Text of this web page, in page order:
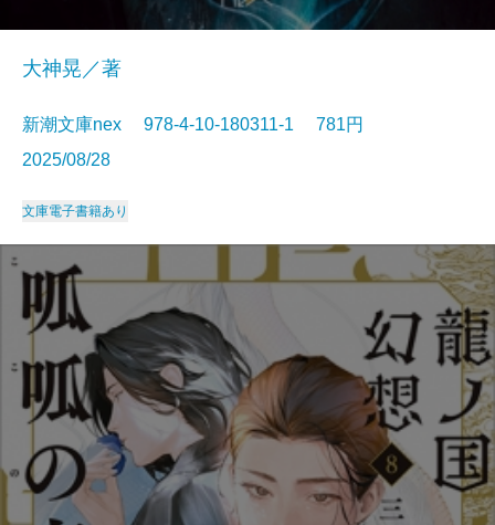
大神晃／著
新潮文庫nex 978-4-10-180311-1 781円
2025/08/28
文庫電子書籍あり